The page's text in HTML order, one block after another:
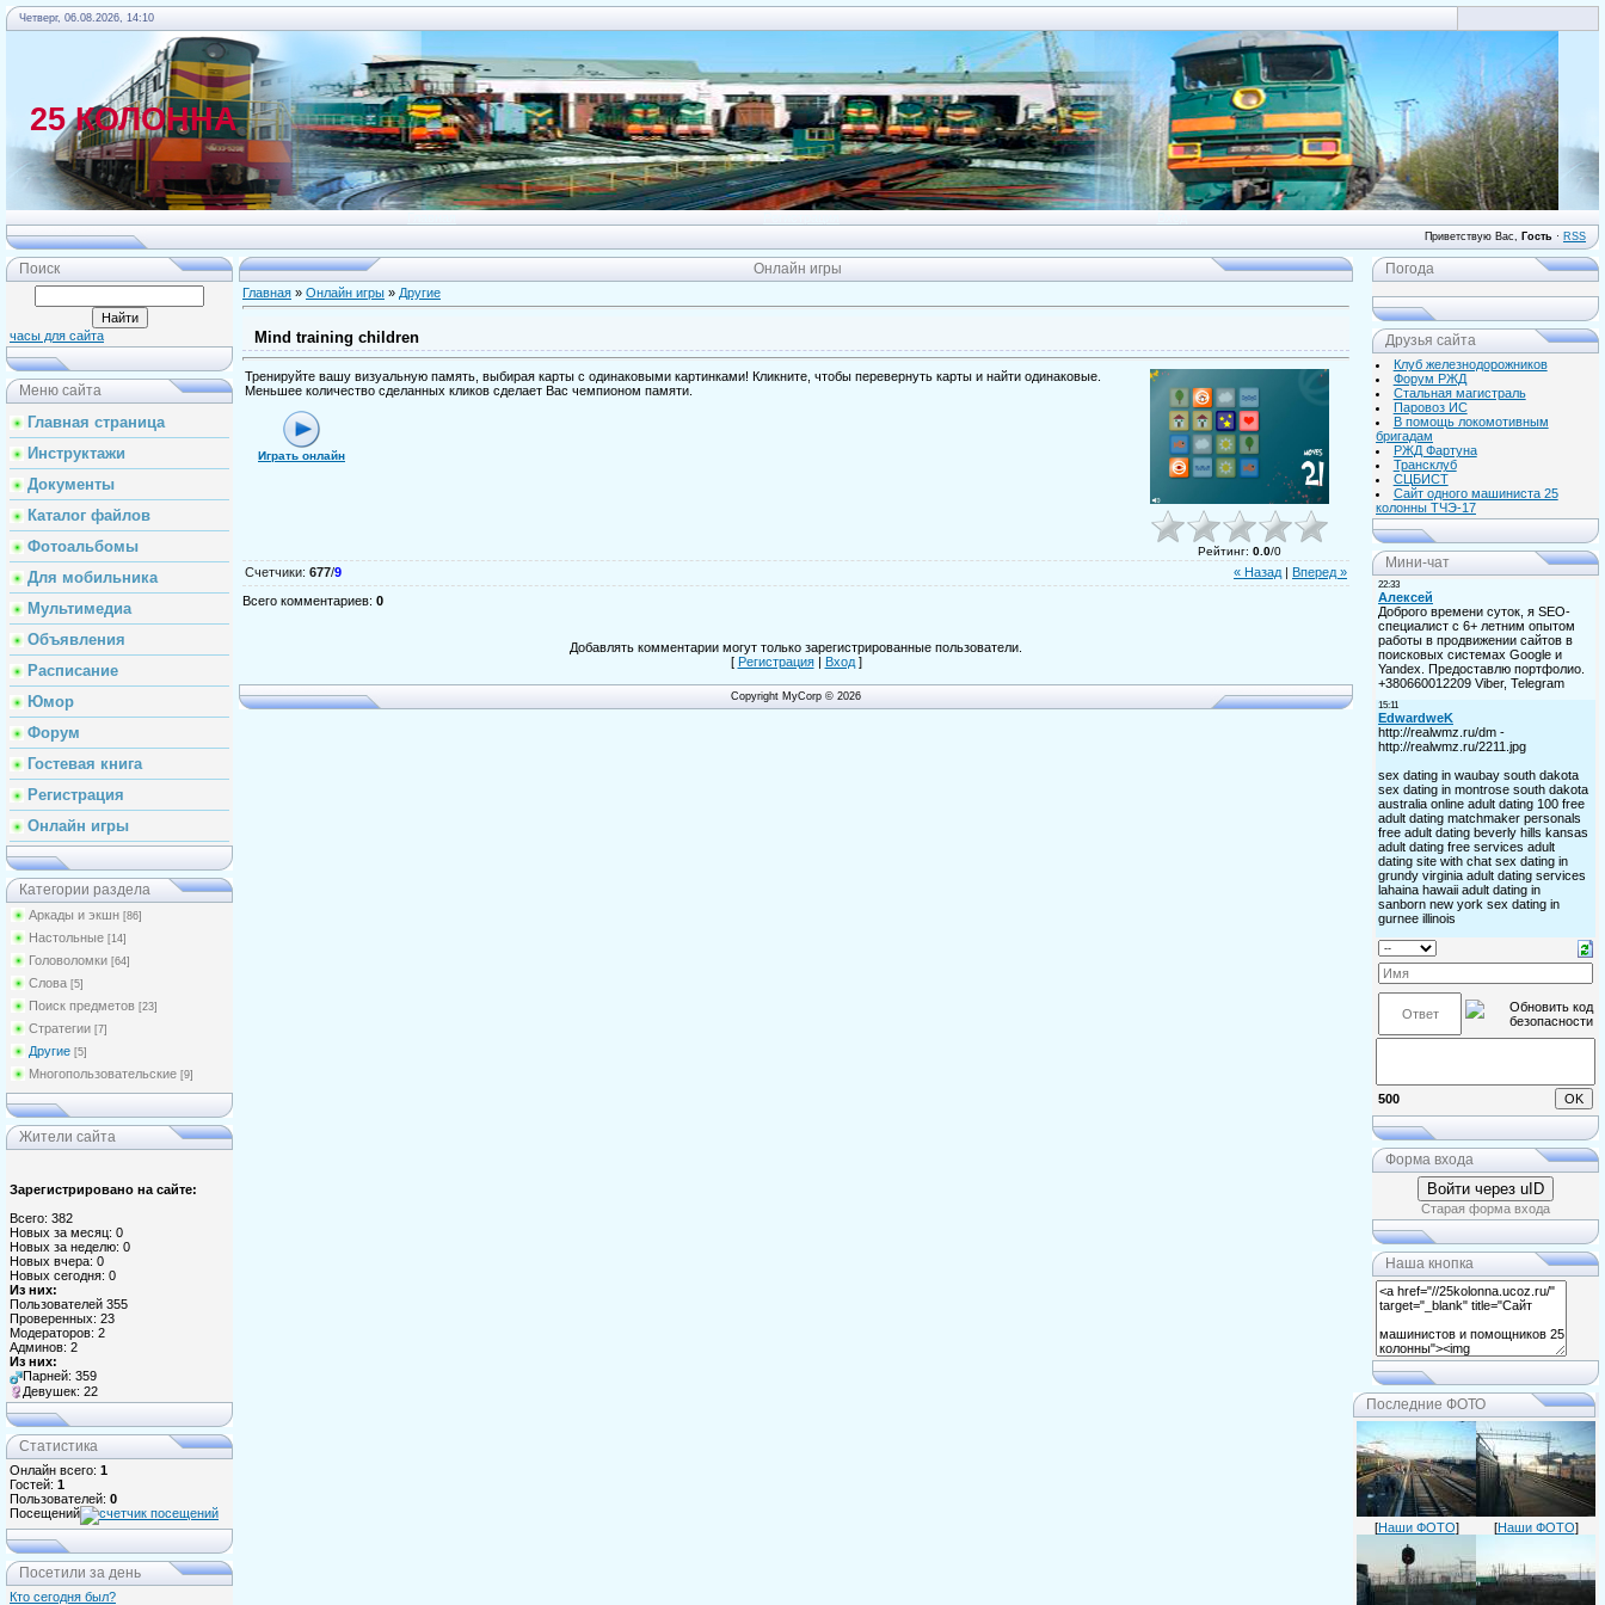
Четверг, 06.08.2026, 14:10
25 КОЛОННА
Приветствую Вас, Гость · RSS
Поиск
часы для сайта
Меню сайта
Главная страница
Инструктажи
Документы
Каталог файлов
Фотоальбомы
Для мобильника
Мультимедиа
Объявления
Расписание
Юмор
Форум
Гостевая книга
Регистрация
Онлайн игры
Категории раздела
Аркады и экшн [86]
Настольные [14]
Головоломки [64]
Слова [5]
Поиск предметов [23]
Стратегии [7]
Другие [5]
Многопользовательские [9]
Жители сайта
Зарегистрировано на сайте:
Всего: 382
Новых за месяц: 0
Новых за неделю: 0
Новых вчера: 0
Новых сегодня: 0
Из них:
Пользователей 355
Проверенных: 23
Модераторов: 2
Админов: 2
Из них:
Парней: 359
Девушек: 22
Статистика
Онлайн всего: 1
Гостей: 1
Пользователей: 0
Посещений
Посетили за день
Кто сегодня был?
Онлайн игры
Главная » Онлайн игры » Другие
Mind training children
Тренируйте вашу визуальную память, выбирая карты с одинаковыми картинками! Кликните, чтобы перевернуть карты и найти одинаковые.
Меньшее количество сделанных кликов сделает Вас чемпионом памяти.
Играть онлайн
Рейтинг: 0.0/0
« Назад Вперед »
Счетчики: 677/9
Всего комментариев: 0
Добавлять комментарии могут только зарегистрированные пользователи.
[ Регистрация| Вход]
Copyright MyCorp © 2026
Погода
Друзья сайта
Клуб железнодорожников
Форум РЖД
Стальная магистраль
Паровоз ИС
В помощь локомотивным
бригадам
РЖД Фартуна
Трансклуб
СЦБИСТ
Сайт одного машиниста 25
колонны ТЧЭ-17
Мини-чат
500
Форма входа
Войти через uID
Старая форма входа
Наша кнопка
Последние ФОТО
[Наши ФОТО] [Наши ФОТО]